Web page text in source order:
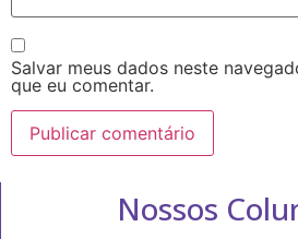
Salvar meus dados neste
que eu comentar.
Nossos